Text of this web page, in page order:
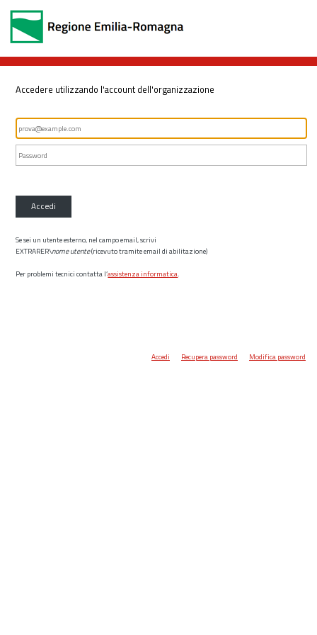
Accedere utilizzando l'account dell'organizzazione
Accedi
Se sei un utente esterno, nel campo email, scrivi
EXTRARER\nome utente(ricevuto tramite email di abilitazione)
Per problemi tecnici contatta l’assistenza informatica.
Accedi Recupera password Modifica password